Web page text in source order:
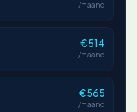
/maand
€514
/maand
€565
/maand